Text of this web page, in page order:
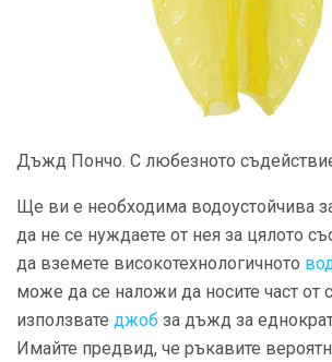
Дъжд Пончо. С любезното
Ще ви е необходима водоустойчива
да не се нуждаете от нея за цялото
да вземете високотехнологичното
може да се наложи да носите част от
използвате джоб за дъжд за
Имайте предвид, че ръкавите